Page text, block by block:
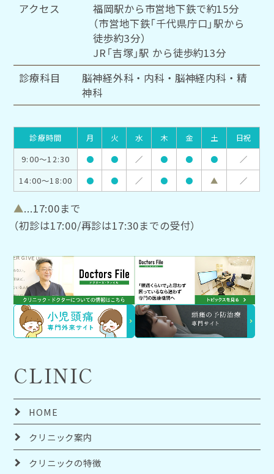
アクセス
福岡駅から市営地下鉄で約15分
（市営地下鉄「千代県庁口」駅から
徒歩約3分）
JR「吉塚」駅 から徒歩約13分
診療科目
脳神経外科・内科・脳神経内科・精
神科
診療時間 月 火 水 木 金 土
日祝
9:00～12:30
● ● ／ ● ● ●
／
14:00～18:00
● ● ／ ● ● ▲ ／
▲...17:00まで
（初診は17:00/再診は17:30までの受付）
CLINIC
HOME
クリニック案内
クリニックの特徴